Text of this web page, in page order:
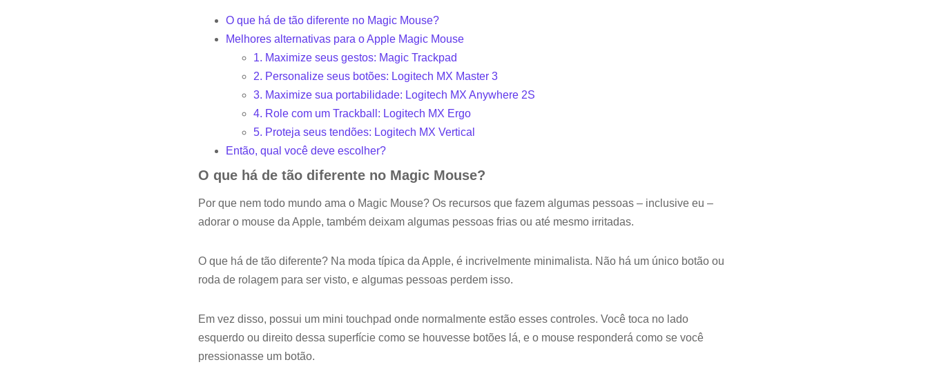
O que há de tão diferente no Magic Mouse?
Melhores alternativas para o Apple Magic Mouse
1. Maximize seus gestos: Magic Trackpad
2. Personalize seus botões: Logitech MX Master 3
3. Maximize sua portabilidade: Logitech MX Anywhere 2S
4. Role com um Trackball: Logitech MX Ergo
5. Proteja seus tendões: Logitech MX Vertical
Então, qual você deve escolher?
O que há de tão diferente no Magic Mouse?
Por que nem todo mundo ama o Magic Mouse? Os recursos que fazem algumas pessoas – inclusive eu –
adorar o mouse da Apple, também deixam algumas pessoas frias ou até mesmo irritadas.
O que há de tão diferente? Na moda típica da Apple, é incrivelmente minimalista. Não há um único botão ou
roda de rolagem para ser visto, e algumas pessoas perdem isso.
Em vez disso, possui um mini touchpad onde normalmente estão esses controles. Você toca no lado
esquerdo ou direito dessa superfície como se houvesse botões lá, e o mouse responderá como se você
pressionasse um botão.